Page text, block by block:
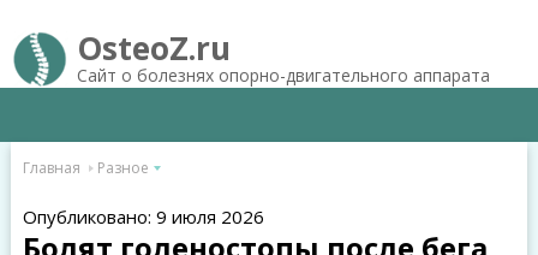
OsteoZ.ru
Сайт о болезнях опорно-двигательного аппарата
Главная Разное
Опубликовано: 9 июля 2026